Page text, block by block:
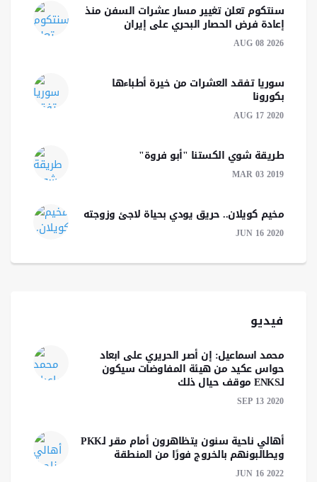
سنتكوم تعلن تغيير مسار عشرات السفن منذ
إعادة فرض الحصار البحري على إيران
AUG 08 2026
سوريا تفقد العشرات من خيرة أطباءها
بكورونا
AUG 17 2020
طريقة شوي الكستنا "أبو فروة"
MAR 03 2019
مخيم كويلان.. حريق يودي بحياة لاجئ وزوجته
JUN 16 2020
فيديو
محمد اسماعيل: إن أصر الحريري على ابعاد
حواس عكيد من هيئة المفاوضات سيكون
لـENKS موقف حيال ذلك
SEP 13 2020
أهالي ناحية سنون يتظاهرون أمام مقر لـPKK
ويطالبونهم بالخروج فورًا من المنطقة
JUN 16 2022